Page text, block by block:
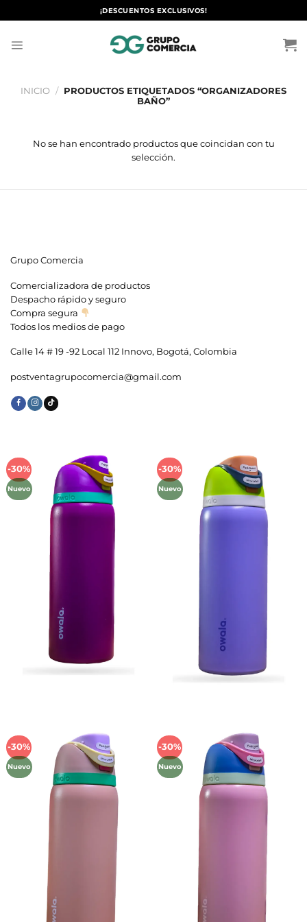
al
¡DESCUENTOS EXCLUSIVOS!
INICIO / PRODUCTOS ETIQUETADOS “ORGANIZADORES
BAÑO”
No se han encontrado productos que coincidan con tu
selección.
Grupo Comercia
Comercializadora de productos
Despacho rápido y seguro
Compra segura
Todos los medios de pago
Calle 14 # 19 -92 Local 112 Innovo, Bogotá, Colombia
postventagrupocomercia@gmail.com
-30%
Nuevo
Añadir
lista de
deseos
-30%
Nuevo
Añadir
lista de
deseos
-30%
Nuevo
Añadir
lista de
deseos
-30%
Nuevo
Añadir
lista de
deseos